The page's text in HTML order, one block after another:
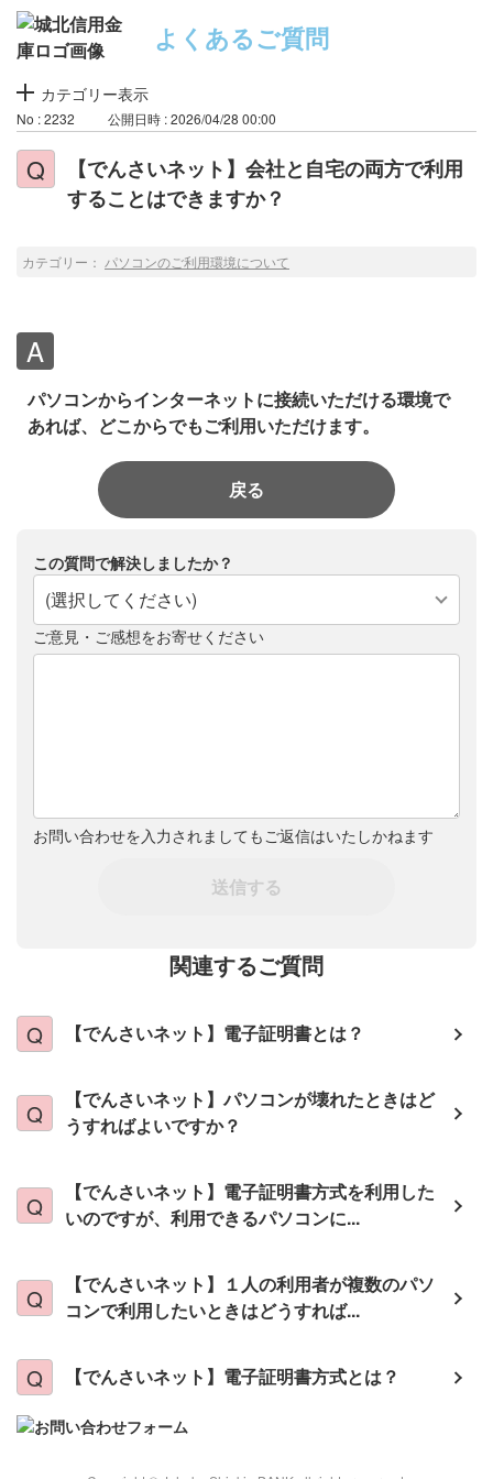
よくあるご質問
カテゴリー表示
No : 2232 公開日時 : 2026/04/28 00:00
【でんさいネット】会社と自宅の両方で利用
することはできますか？
カテゴリー： パソコンのご利用環境について
パソコンからインターネットに接続いただける環境で
あれば、どこからでもご利用いただけます。
戻る
この質問で解決しましたか？
(選択してください)
ご意見・ご感想をお寄せください
お問い合わせを入力されましてもご返信はいたしかねます
送信する
関連するご質問
【でんさいネット】電子証明書とは？
【でんさいネット】パソコンが壊れたときはど
うすればよいですか？
【でんさいネット】電子証明書方式を利用した
いのですが、利用できるパソコンに...
【でんさいネット】１人の利用者が複数のパソ
コンで利用したいときはどうすれば...
【でんさいネット】電子証明書方式とは？